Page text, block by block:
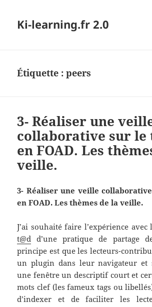
Ki-learning.fr 2.0
Étiquette :peers
3- Réaliser une
collaborative sur
en FOAD. Les
veille.
3- Réaliser une veille
en FOAD. Les thèmes de la veille.
J’ai souhaité faire l’expérience
t@d d’une pratique de partage
principe est que les lecteurs-
un plugin dans leur navigateur et
une fenêtre un descriptif court et
mots clef (les fameux tags ou
d’indexer et de faciliter les